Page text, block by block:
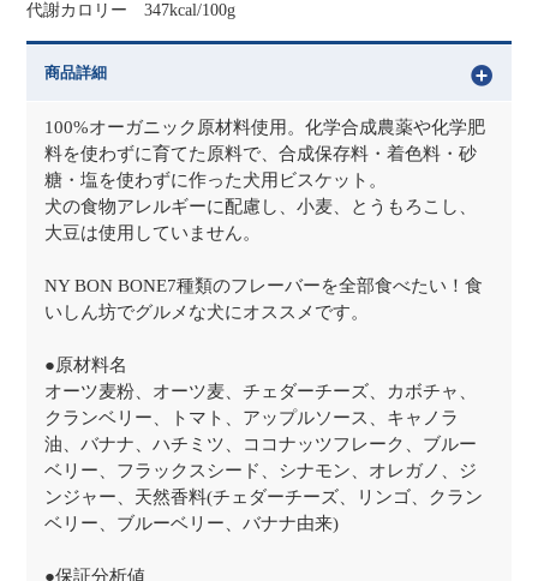
代謝カロリー 347kcal/100g
商品詳細
100%オーガニック原材料使用。化学合成農薬や化学肥
料を使わずに育てた原料で、合成保存料・着色料・砂
糖・塩を使わずに作った犬用ビスケット。
犬の食物アレルギーに配慮し、小麦、とうもろこし、
大豆は使用していません。
NY BON BONE7種類のフレーバーを全部食べたい！食
いしん坊でグルメな犬にオススメです。
●原材料名
オーツ麦粉、オーツ麦、チェダーチーズ、カボチャ、
クランベリー、トマト、アップルソース、キャノラ
油、バナナ、ハチミツ、ココナッツフレーク、ブルー
ベリー、フラックスシード、シナモン、オレガノ、ジ
ンジャー、天然香料(チェダーチーズ、リンゴ、クラン
ベリー、ブルーベリー、バナナ由来)
●保証分析値